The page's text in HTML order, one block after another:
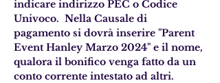
indicare indirizzo PEC o Codice
Univoco.  Nella Causale di
pagamento si dovrà inserire "Parent
Event Hanley Marzo 2024" e il nome,
qualora il bonifico venga fatto da un
conto corrente intestato ad altri.